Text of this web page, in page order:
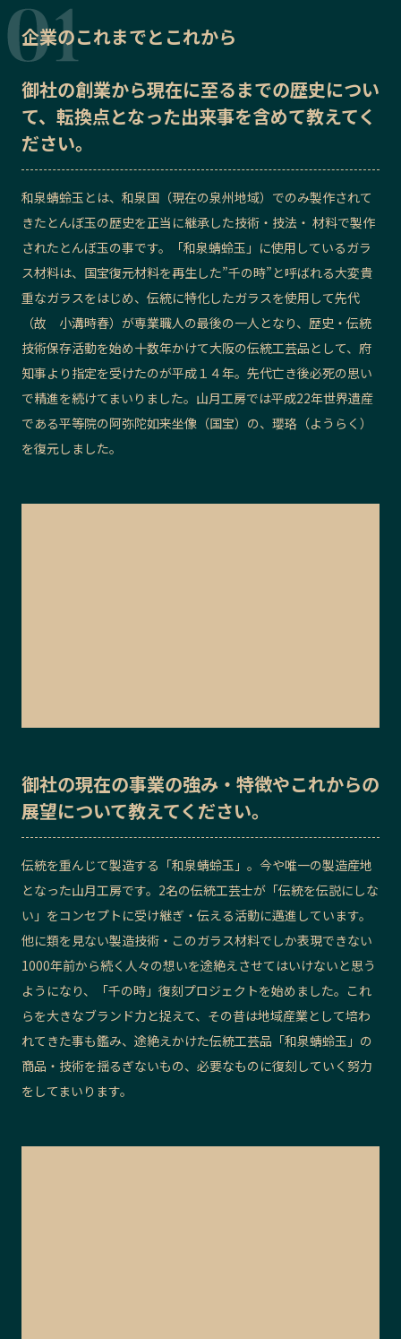
地域豆知識
Sporkle
「人」から探す
お問い合わせ 会社概要
企業のこれまでとこれから
御社の創業から現在に至るまでの歴史につい
て、転換点となった出来事を含めて教えてく
ださい。
和泉蜻蛉玉とは、和泉国（現在の泉州地域）でのみ製作されて
きたとんぼ玉の歴史を正当に継承した技術・技法・ 材料で製作
されたとんぼ玉の事です。「和泉蜻蛉玉」に使用しているガラ
ス材料は、国宝復元材料を再生した”千の時”と呼ばれる大変貴
重なガラスをはじめ、伝統に特化したガラスを使用して先代
（故 小溝時春）が専業職人の最後の一人となり、歴史・伝統
技術保存活動を始め十数年かけて大阪の伝統工芸品として、府
知事より指定を受けたのが平成１４年。先代亡き後必死の思い
で精進を続けてまいりました。山月工房では平成22年世界遺産
である平等院の阿弥陀如来坐像（国宝）の、瓔珞（ようらく）
を復元しました。
御社の現在の事業の強み・特徴やこれからの
展望について教えてください。
伝統を重んじて製造する「和泉蜻蛉玉」。今や唯一の製造産地
となった山月工房です。2名の伝統工芸士が「伝統を伝説にしな
い」をコンセプトに受け継ぎ・伝える活動に邁進しています。
他に類を見ない製造技術・このガラス材料でしか表現できない
1000年前から続く人々の想いを途絶えさせてはいけないと思う
ようになり、「千の時」復刻プロジェクトを始めました。これ
らを大きなブランド力と捉えて、その昔は地域産業として培わ
れてきた事も鑑み、途絶えかけた伝統工芸品「和泉蜻蛉玉」の
商品・技術を揺るぎないもの、必要なものに復刻していく努力
をしてまいります。